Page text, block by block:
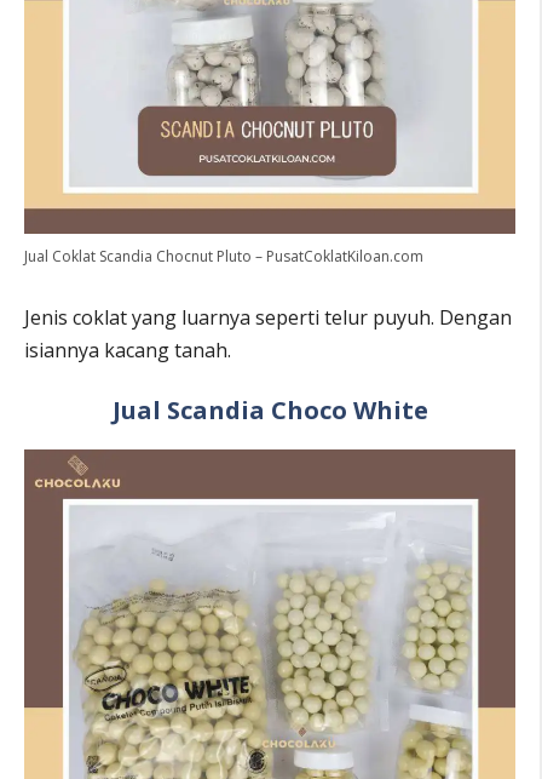
Jual Coklat Scandia Chocnut Pluto – PusatCoklatKiloan.com
Jenis coklat yang luarnya seperti telur puyuh. Dengan
isiannya kacang tanah.
Jual Scandia Choco White